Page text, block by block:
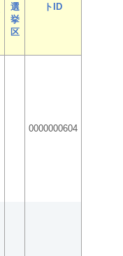
選
挙
区
トID
0000000604